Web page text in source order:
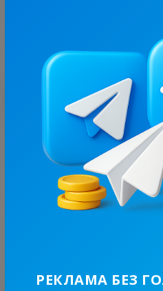
С этим каналом часто
6.5K/
1.3K
Харків NEWS 🇺🇦
Новости/СМИ
Цена рекламы
РЕКЛАМА БЕЗ